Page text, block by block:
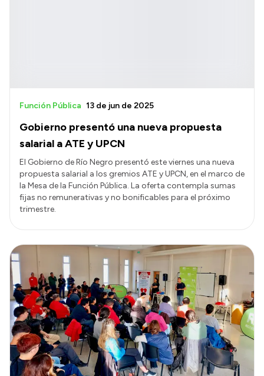
Gobierno presentó una nueva propuesta
salarial a ATE y UPCN
Función Pública 13 de jun de 2025
El Gobierno de Río Negro presentó este viernes una nueva
propuesta salarial a los gremios ATE y UPCN, en el marco de
la Mesa de la Función Pública. La oferta contempla sumas
fijas no remunerativas y no bonificables para el próximo
trimestre.